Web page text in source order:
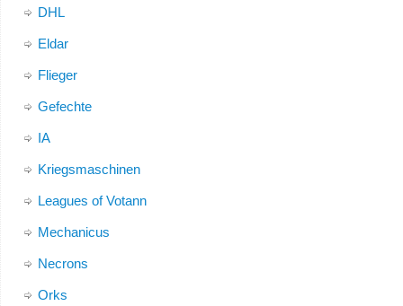
DHL
Eldar
Flieger
Gefechte
IA
Kriegsmaschinen
Leagues of Votann
Mechanicus
Necrons
Orks